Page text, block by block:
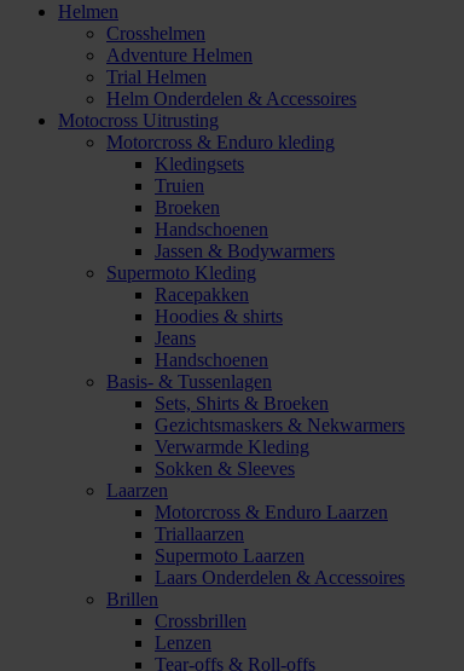
Helmen
Crosshelmen
Adventure Helmen
Trial Helmen
Helm Onderdelen & Accessoires
Motocross Uitrusting
Motorcross & Enduro kleding
Kledingsets
Truien
Broeken
Handschoenen
Jassen & Bodywarmers
Supermoto Kleding
Racepakken
Hoodies & shirts
Jeans
Handschoenen
Basis- & Tussenlagen
Sets, Shirts & Broeken
Gezichtsmaskers & Nekwarmers
Verwarmde Kleding
Sokken & Sleeves
Laarzen
Motorcross & Enduro Laarzen
Triallaarzen
Supermoto Laarzen
Laars Onderdelen & Accessoires
Brillen
Crossbrillen
Lenzen
Tear-offs & Roll-offs